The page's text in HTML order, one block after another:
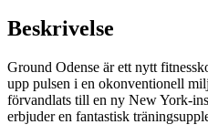
Beskrivelse
Ground Odense är ett nytt
upp pulsen i en okonventionell
förvandlats till en ny New York-
erbjuder en fantastisk